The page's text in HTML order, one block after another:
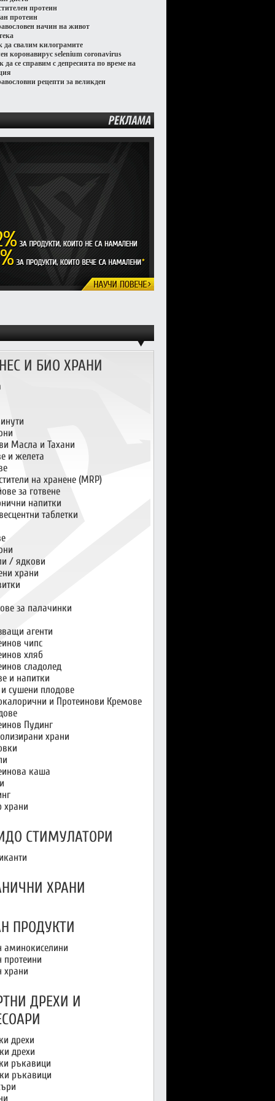
протеин
протеин
начин на живот
да свалим килограмите
коронавирус selenium coronavirus
да се справим с депресията по време на
рецепти за великден
И БИО ХРАНИ
Масла и Тахани
и желета
на хранене (MRP)
за готвене
напитки
таблетки
/ ядкови
храни
за палачинки
агенти
чипс
хляб
сладолед
и напитки
сушени плодове
и Протеинови Кремове
Пудинг
храни
каша
храни
СТИМУЛАТОРИ
ХРАНИ
ПРОДУКТИ
аминокиселини
протеини
храни
ДРЕХИ И
дрехи
дрехи
ръкавици
ръкавици